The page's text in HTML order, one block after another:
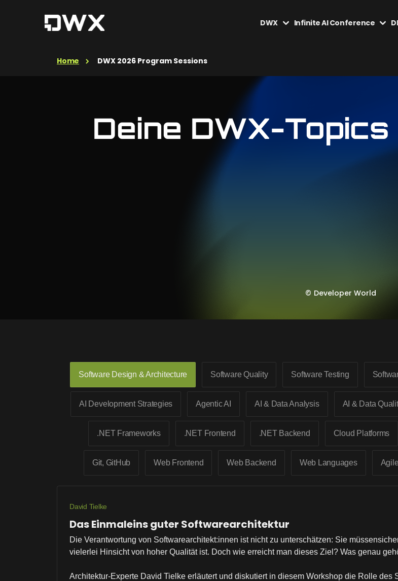
DWX Infinite AI Conference
Home DWX 2026 Program Sessions
Deine DWX-
© Developer World
Software Design & Architecture Software Quality Software Testing
AI Development Strategies Agentic AI AI & Data Analysis AI & Data
.NET Frameworks .NET Frontend .NET Backend Cloud Platforms
Git, GitHub Web Frontend Web Backend Web Languages Agile
David Tielke
Das Einmaleins guter Softwarearchitektur
Die Verantwortung von Softwarearchitekt:innen ist nicht zu unterschätzen: Sie
vielerlei Hinsicht von hoher Qualität ist. Doch wie erreicht man dieses Ziel? Was genau
Architektur-Experte David Tielke erläutert und diskutiert in diesem Workshop die Rolle